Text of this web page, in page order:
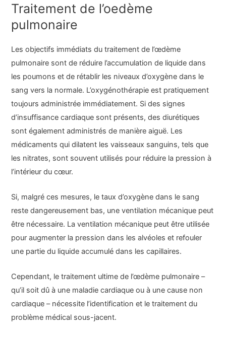
Traitement de l’oedème
pulmonaire
Les objectifs immédiats du traitement de l’œdème
pulmonaire sont de réduire l’accumulation de liquide dans
les poumons et de rétablir les niveaux d’oxygène dans le
sang vers la normale. L’oxygénothérapie est pratiquement
toujours administrée immédiatement. Si des signes
d’insuffisance cardiaque sont présents, des diurétiques
sont également administrés de manière aiguë. Les
médicaments qui dilatent les vaisseaux sanguins, tels que
les nitrates, sont souvent utilisés pour réduire la pression à
l’intérieur du cœur.
Si, malgré ces mesures, le taux d’oxygène dans le sang
reste dangereusement bas, une ventilation mécanique peut
être nécessaire. La ventilation mécanique peut être utilisée
pour augmenter la pression dans les alvéoles et refouler
une partie du liquide accumulé dans les capillaires.
Cependant, le traitement ultime de l’œdème pulmonaire –
qu’il soit dû à une maladie cardiaque ou à une cause non
cardiaque – nécessite l’identification et le traitement du
problème médical sous-jacent.